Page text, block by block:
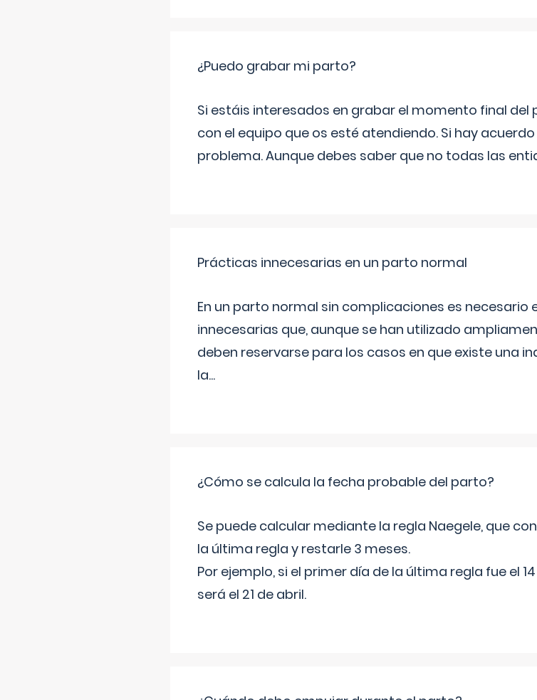
¿Puedo grabar mi parto?
Si estáis interesados en grabar el momento final del
con el equipo que os esté atendiendo. Si hay
problema. Aunque debes saber que no todas las
Prácticas innecesarias en un parto normal
En un parto normal sin complicaciones es
innecesarias que, aunque se han utilizado
deben reservarse para los casos en que existe una
la...
¿Cómo se calcula la fecha probable del parto?
Se puede calcular mediante la regla Naegele, que
la última regla y restarle 3 meses.
Por ejemplo, si el primer día de la última regla fue el
será el 21 de abril.